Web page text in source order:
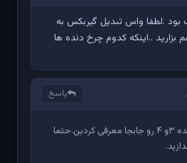
.لطفا واس تبدیل گیربکس به
بزارید ..اینکه کدوم چرخ دنده ها
پاسخ
: دنده ۳و ۴ رو جابجا معرفی کردین.حتما